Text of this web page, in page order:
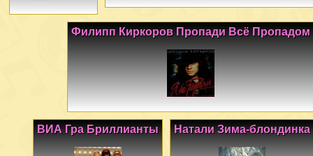
Филипп Киркоров Пропади Всё Пропадом
Натали Зима-блондинка
ВИА Гра Бриллианты